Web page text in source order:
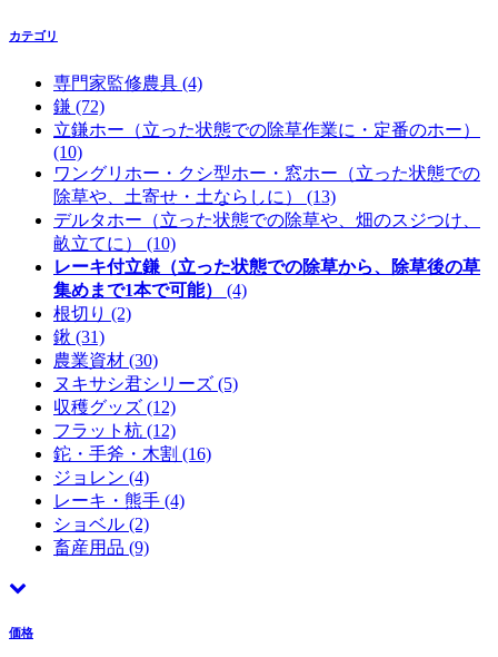
カテゴリ
専門家監修農具 (4)
鎌 (72)
立鎌ホー（立った状態での除草作業に・定番のホー）
(10)
ワングリホー・クシ型ホー・窓ホー（立った状態での
除草や、土寄せ・土ならしに） (13)
デルタホー（立った状態での除草や、畑のスジつけ、
畝立てに） (10)
レーキ付立鎌（立った状態での除草から、除草後の草
集めまで1本で可能）
(4)
根切り (2)
鍬 (31)
農業資材 (30)
ヌキサシ君シリーズ (5)
収穫グッズ (12)
フラット杭 (12)
鉈・手斧・木割 (16)
ジョレン (4)
レーキ・熊手 (4)
ショベル (2)
畜産用品 (9)
価格